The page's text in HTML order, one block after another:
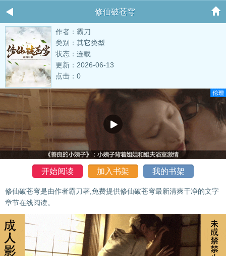
修仙破苍穹
作者：霸刀
类别：其它类型
状态：连载
更新：2026-06-13
点击：0
开始阅读 加入书架 我的书架
修仙破苍穹是由作者霸刀著,免费提供修仙破苍穹最新清爽干净的文字
章节在线阅读。